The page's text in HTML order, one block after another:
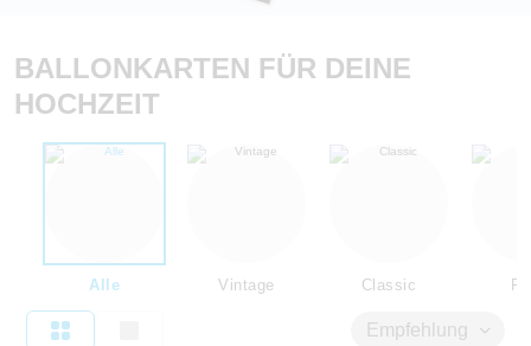
BALLONKARTEN FÜR DEINE
HOCHZEIT
Alle Vintage Classic
Empfehlung